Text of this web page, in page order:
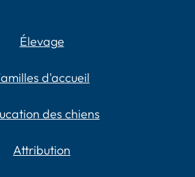
Élevage
d'accueil
des chiens
Attribution